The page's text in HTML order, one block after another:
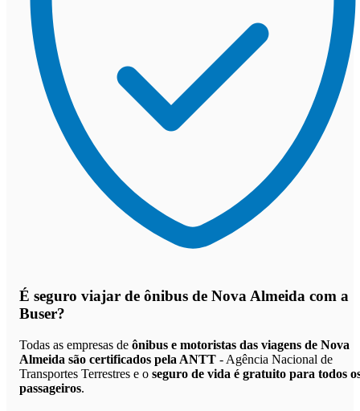
É seguro viajar de ônibus de Nova Almeida com a
Buser?
Todas as empresas de ônibus e motoristas das viagens de Nova
Almeida são certificados pela ANTT - Agência Nacional de
Transportes Terrestres e o seguro de vida é gratuito para todos
passageiros.